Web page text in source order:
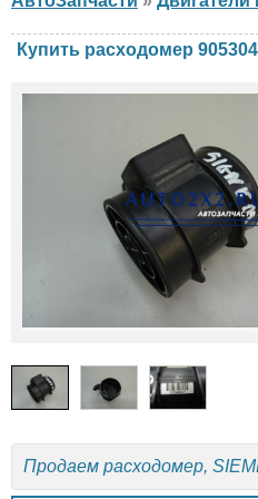
Купить расходомер
Продаем расходомер,